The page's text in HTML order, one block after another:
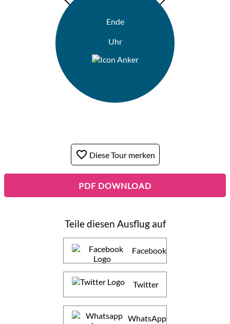
Ende
Uhr
favorite_border Diese Tour merken
PDF DOWNLOAD
Teile diesen Ausflug auf
Facebook
Twitter
WhatsApp